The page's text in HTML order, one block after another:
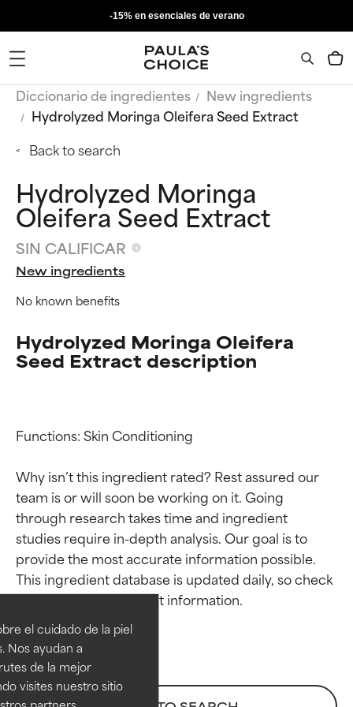
el cuidado de la piel
Nos ayudan a
de la mejor
visites nuestro sitio
-15% en esenciales de verano
Diccionario de ingredientes
New ingredients
Hydrolyzed Moringa Oleifera Seed Extract
Back to search
Hydrolyzed Moringa
Oleifera Seed Extract
SIN CALIFICAR
New ingredients
No known benefits
Hydrolyzed Moringa Oleifera
Seed Extract description
Functions: Skin Conditioning
Why isn’t this ingredient rated? Rest assured our
team is or will soon be working on it. Going
through research takes time and ingredient
studies require in-depth analysis. Our goal is to
provide the most accurate information possible.
This ingredient database is updated daily, so check
Calificaciones de
ingredientes
EXCELENTE
Ingrediente sobresaliente con
beneficios reales para la piel. Su
eficacia está demostrada y
Calificaciones de
ingredientes
EXCELENTE
Ingrediente sobresaliente con
beneficios reales para la piel. Su
eficacia está demostrada y